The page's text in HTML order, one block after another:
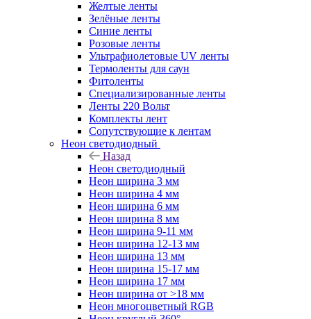
Желтые ленты
Зелёные ленты
Синие ленты
Розовые ленты
Ультрафиолетовые UV ленты
Термоленты для саун
Фитоленты
Специализированные ленты
Ленты 220 Вольт
Комплекты лент
Сопутствующие к лентам
Неон светодиодный
Назад
Неон светодиодный
Неон ширина 3 мм
Неон ширина 4 мм
Неон ширина 6 мм
Неон ширина 8 мм
Неон ширина 9-11 мм
Неон ширина 12-13 мм
Неон ширина 13 мм
Неон ширина 15-17 мм
Неон ширина 17 мм
Неон ширина от >18 мм
Неон многоцветный RGB